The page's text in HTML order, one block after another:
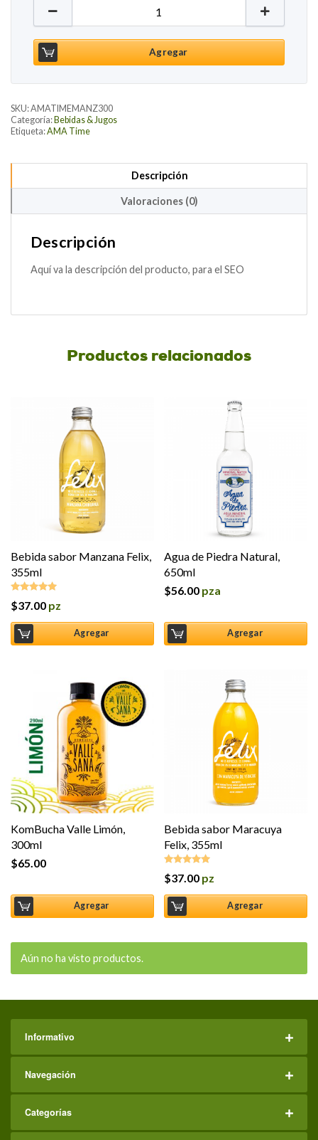
Agregar
SKU:AMATIMEMANZ300
Categoría: Bebidas & Jugos
Etiqueta:AMA Time
Descripción
Valoraciones (0)
Descripción
Aquí va la descripción del producto, para el SEO
Productos relacionados
Bebida sabor Manzana Felix,
355ml
Valorado en
$37.00 pz
Agregar
Agua de Piedra Natural,
650ml
$56.00 pza
Agregar
KomBucha Valle Limón,
300ml
$65.00
Agregar
Bebida sabor Maracuya
Felix, 355ml
Valorado en
$37.00 pz
Agregar
Aún no ha visto productos.
Informativo
Navegación
Categorías